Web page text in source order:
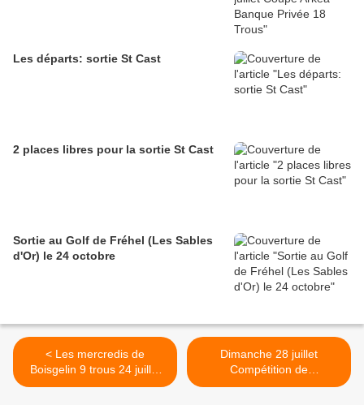
Les départs: sortie St Cast
2 places libres pour la sortie St Cast
Sortie au Golf de Fréhel (Les Sables
d'Or) le 24 octobre
< Les mercredis de
Boisgelin 9 trous 24 juillet
2024
Dimanche 28 juillet
Compétition de
classement18 Trous >